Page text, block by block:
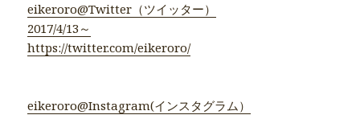
eikeroro@Twitter（ツイッター）
2017/4/13～
https://twitter.com/eikeroro/
eikeroro@Instagram(インスタグラム）